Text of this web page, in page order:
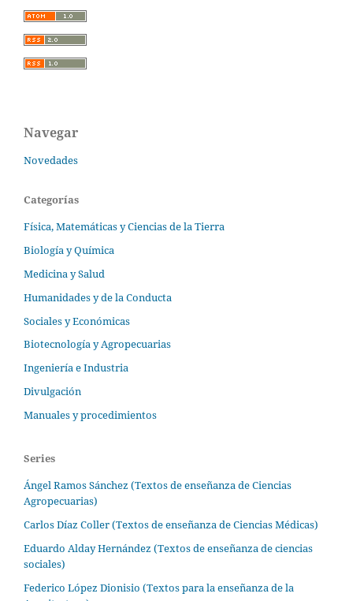
Navegar
Novedades
Categorías
Física, Matemáticas y Ciencias de la Tierra
Biología y Química
Medicina y Salud
Humanidades y de la Conducta
Sociales y Económicas
Biotecnología y Agropecuarias
Ingeniería e Industria
Divulgación
Manuales y procedimientos
Series
Ángel Ramos Sánchez (Textos de enseñanza de Ciencias
Agropecuarias)
Carlos Díaz Coller (Textos de enseñanza de Ciencias Médicas)
Eduardo Alday Hernández (Textos de enseñanza de ciencias
sociales)
Federico López Dionisio (Textos para la enseñanza de la